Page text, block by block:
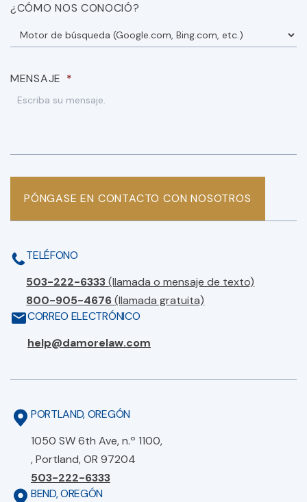
¿CÓMO NOS CONOCIÓ?
MENSAJE *
PÓNGASE EN CONTACTO CON NOSOTROS
TELÉFONO
503-222-6333(llamada o mensaje de texto)
800-905-4676(llamada gratuita)
CORREO ELECTRÓNICO
help@damorelaw.com
PORTLAND, OREGÓN
1050 SW 6th Ave, n.º 1100,
, Portland, OR 97204
503-222-6333
BEND, OREGÓN